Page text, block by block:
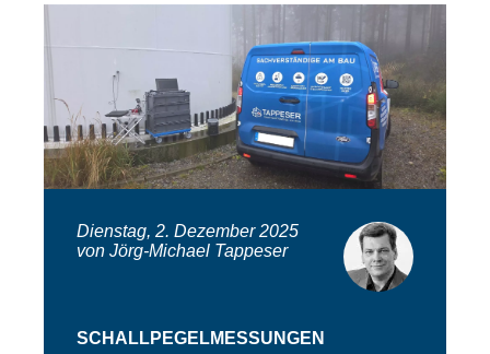
Dienstag, 2. Dezember 2025
von Jörg-Michael Tappeser
SCHALLPEGELMESSUNGEN